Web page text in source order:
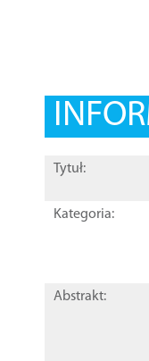
Tytuł:
Kategoria:
Abstrakt: